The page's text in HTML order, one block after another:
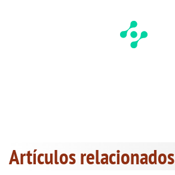
Artículos relacionados